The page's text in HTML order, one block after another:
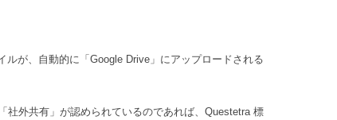
が、自動的に「Google Drive」にアップロードされる
社外共有」が認められているのであれば、Questetra 標